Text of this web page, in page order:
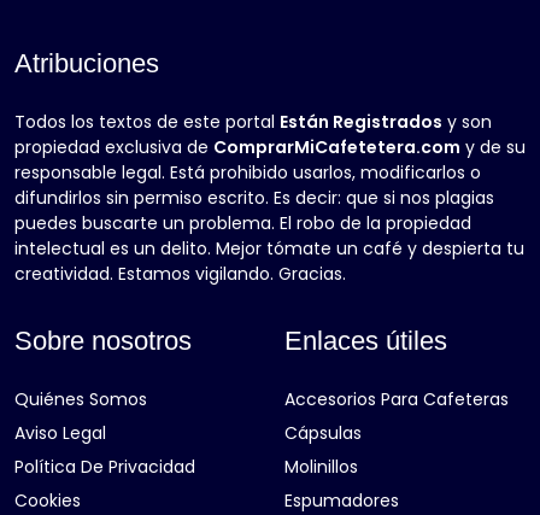
Atribuciones
Todos los textos de este portal Están Registrados y son
propiedad exclusiva de ComprarMiCafetetera.com y de su
responsable legal. Está prohibido usarlos, modificarlos o
difundirlos sin permiso escrito. Es decir: que si nos plagias
puedes buscarte un problema. El robo de la propiedad
intelectual es un delito. Mejor tómate un café y despierta tu
creatividad. Estamos vigilando. Gracias.
Sobre nosotros
Quiénes Somos
Aviso Legal
Política De Privacidad
Cookies
Enlaces útiles
Accesorios Para Cafeteras
Cápsulas
Molinillos
Espumadores